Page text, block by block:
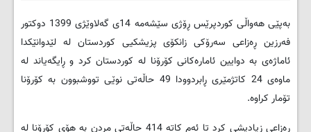
بەپێی هەواڵی کوردپرێس ڕۆژی سێشەمە 14ی گەلاوێژی 1399 دوکتور
فەرزین ڕەزاعی سەرۆکی زانکۆی پزیشکیی کوردستان لە لێدوانێکدا
ئاماژەی بە دوایین ئامارەکانی کۆرۆنا لە کوردستان کرد و ڕایگەیاند لە
ماوەی 24 کاتژمێری ڕابردوودا 49 حاڵەتی نوێی تووشبوون بە کۆرۆنا
تۆمار کراوە.
ڕەزاعی زیادیشی کرد تا ئەم کاتە 414 حاڵەتی مردن بە هۆی کۆرۆنا لە